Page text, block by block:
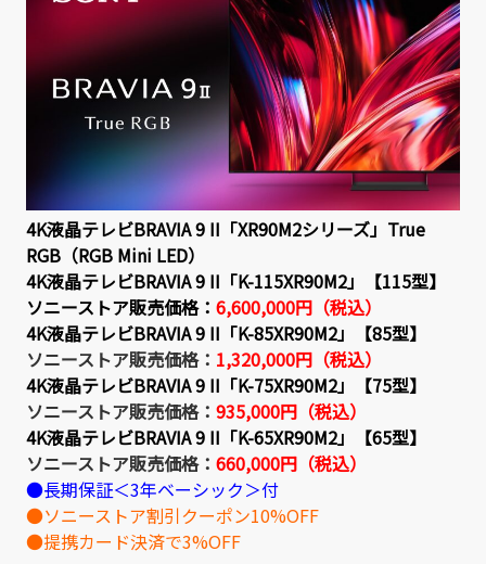
4K液晶テレビBRAVIA 9 II「XR90M2シリーズ」True
RGB（RGB Mini LED）
4K液晶テレビBRAVIA 9 II「K-115XR90M2」【115型】
ソニーストア販売価格： 6,600,000円（税込）
4K液晶テレビBRAVIA 9 II「K-85XR90M2」【85型】
ソニーストア販売価格： 1,320,000円（税込）
4K液晶テレビBRAVIA 9 II「K-75XR90M2」【75型】
ソニーストア販売価格： 935,000円（税込）
4K液晶テレビBRAVIA 9 II「K-65XR90M2」【65型】
ソニーストア販売価格： 660,000円（税込）
●長期保証＜3年ベーシック＞付
●ソニーストア割引クーポン10%OFF
●提携カード決済で3%OFF